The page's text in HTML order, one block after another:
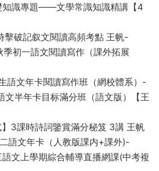
知識專題——文學常識知識精講【4
破記叙文閱讀高頻考點 王帆-
初一語文閱讀寫作（課外拓展
語文年卡閱讀寫作班（網校體系）-
半年卡目标滿分班（語文版）【王
3課時詩詞鑒賞滿分秘笈 3講 王帆
語文年卡（人教版課内+課外)-
文上學期綜合輔導直播網課(中考複